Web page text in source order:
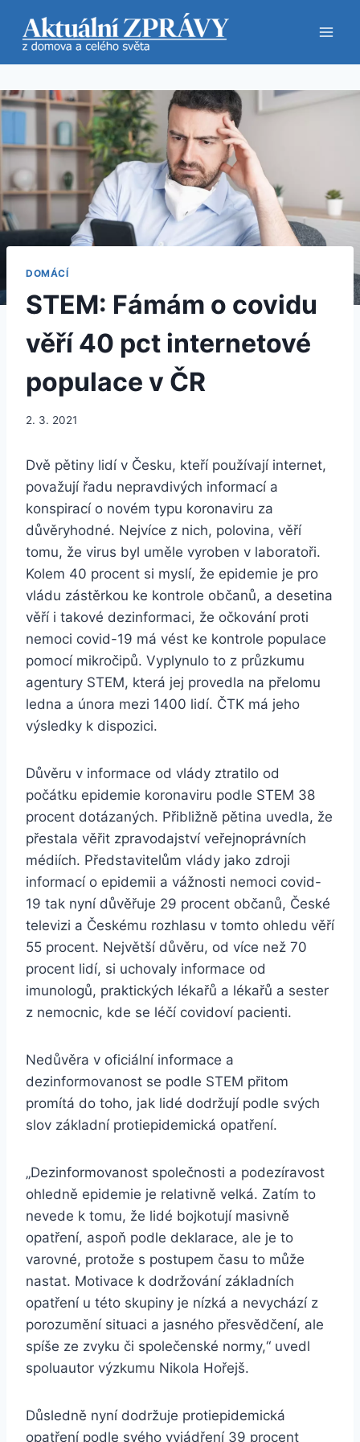
obsah
DOMÁCÍ
STEM: Fámám o covidu
věří 40 pct internetové
populace v ČR
2. 3. 2021
Dvě pětiny lidí v Česku, kteří používají internet,
považují řadu nepravdivých informací a
konspirací o novém typu koronaviru za
důvěryhodné. Nejvíce z nich, polovina, věří
tomu, že virus byl uměle vyroben v laboratoři.
Kolem 40 procent si myslí, že epidemie je pro
vládu zástěrkou ke kontrole občanů, a desetina
věří i takové dezinformaci, že očkování proti
nemoci covid-19 má vést ke kontrole populace
pomocí mikročipů. Vyplynulo to z průzkumu
agentury STEM, která jej provedla na přelomu
ledna a února mezi 1400 lidí. ČTK má jeho
výsledky k dispozici.
Důvěru v informace od vlády ztratilo od
počátku epidemie koronaviru podle STEM 38
procent dotázaných. Přibližně pětina uvedla, že
přestala věřit zpravodajství veřejnoprávních
médiích. Představitelům vlády jako zdroji
informací o epidemii a vážnosti nemoci covid-
19 tak nyní důvěřuje 29 procent občanů, České
televizi a Českému rozhlasu v tomto ohledu věří
55 procent. Největší důvěru, od více než 70
procent lidí, si uchovaly informace od
imunologů, praktických lékařů a lékařů a sester
z nemocnic, kde se léčí covidoví pacienti.
Nedůvěra v oficiální informace a
dezinformovanost se podle STEM přitom
promítá do toho, jak lidé dodržují podle svých
slov základní protiepidemická opatření.
„Dezinformovanost společnosti a podezíravost
ohledně epidemie je relativně velká. Zatím to
nevede k tomu, že lidé bojkotují masivně
opatření, aspoň podle deklarace, ale je to
varovné, protože s postupem času to může
nastat. Motivace k dodržování základních
opatření u této skupiny je nízká a nevychází z
porozumění situaci a jasného přesvědčení, ale
spíše ze zvyku či společenské normy,“ uvedl
spoluautor výzkumu Nikola Hořejš.
Důsledně nyní dodržuje protiepidemická
opatření podle svého vyjádření 39 procent